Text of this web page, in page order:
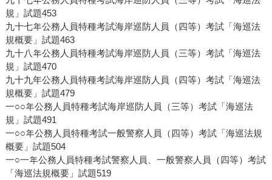
規」試題453
九十七年公務人員特種考試海岸巡防人員（四等）考試「海巡法
規概要」試題463
九十八年公務人員特種考試海岸巡防人員（三等）考試「海巡法
規」試題470
九十九年公務人員特種考試海岸巡防人員（四等）考試「海巡法
規概要」試題479
一○○年公務人員特種考試海岸巡防人員（三等）考試「海巡法
規」試題491
一○○年公務人員特種考試一般警察人員（四等）考試「海巡法規
概要」試題504
一○一年公務人員特種考試警察人員、一般警察人員（四等）考試
「海巡法規概要」試題519